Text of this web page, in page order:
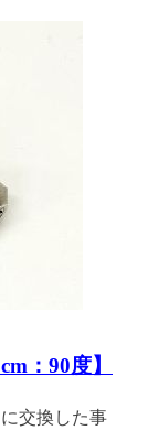
：90度】
交換した事